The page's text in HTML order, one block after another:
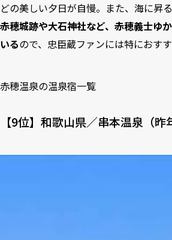
どの美しい夕日が自慢。また、海に昇
赤穂城跡や大石神社など、赤穂義士ゆ
いるので、忠臣蔵ファンには特におすす
赤穂温泉の温泉宿一覧
【9位】和歌山県／串本温泉（昨